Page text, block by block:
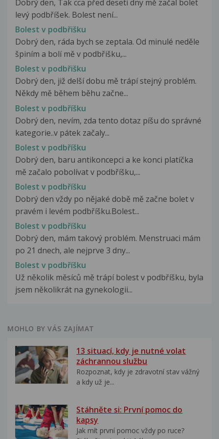
Dobrý den, Tak cca před deseti dny mě začal bolet
levý podbříšek. Bolest není...
Bolest v podbřišku
Dobrý den, ráda bych se zeptala. Od minulé neděle
špiním a bolí mě v podbřišku,...
Bolest v podbřišku
Dobrý den, již delší dobu mě trápí stejný problém.
Někdy mě během běhu začne...
Bolest v podbříšku
Dobrý den, nevím, zda tento dotaz píšu do správné
kategorie..v pátek začaly...
Bolest v podbříšku
Dobrý den, baru antikoncepci a ke konci platíčka
mě začalo pobolívat v podbříšku,...
Bolest v podbříšku
Dobrý den vždy po nějaké době mě začne bolet v
pravém i levém podbříšku.Bolest...
Bolest v podbříšku
Dobrý den, mám takový problém. Menstruaci mám
po 21 dnech, ale nejprve 3 dny...
Bolest v podbříšku
Už několik měsíců mě trápí bolest v podbříšku, byla
jsem několikrát na gynekologii...
MOHLO BY VÁS ZAJÍMAT
13 situací, kdy je nutné volat
záchrannou službu
Rozpoznat, kdy je zdravotní stav vážný
a kdy už je...
Stáhněte si: První pomoc do
kapsy
Jak mít první pomoc vždy po ruce?